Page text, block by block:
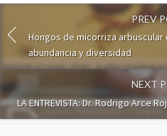
PREV
Hongos de micorriza
abundancia y diversidad
NEXT
LA ENTREVISTA: Dr. Rodrigo Arce